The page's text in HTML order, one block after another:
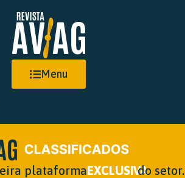
Menu
plataformaEXCLUSIVAdo setor.